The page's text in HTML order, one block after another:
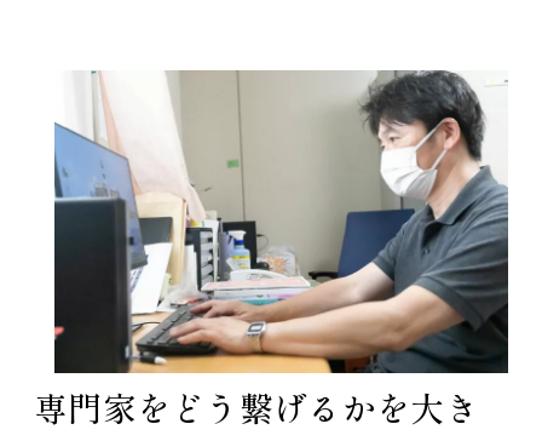
専門家をどう繋げるかを大き